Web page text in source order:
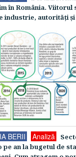
în România. Viitorul
industrie, autorităţi
BERII Analiză
pe an la bugetul de